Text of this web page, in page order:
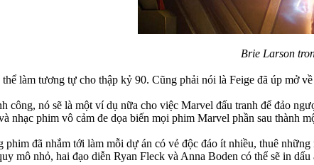
Brie Larson
thể làm tương tự cho thập kỷ 90. Cũng phải nói là Feige đã úp mở
công, nó sẽ là một ví dụ nữa cho việc Marvel đấu tranh để đảo
nhạc phim vô cảm đe dọa biến mọi phim Marvel phần sau thành
phim đã nhắm tới làm mỗi dự án có vẻ độc đáo ít nhiều, thuê
mô nhỏ, hai đạo diễn Ryan Fleck và Anna Boden có thể sẽ in